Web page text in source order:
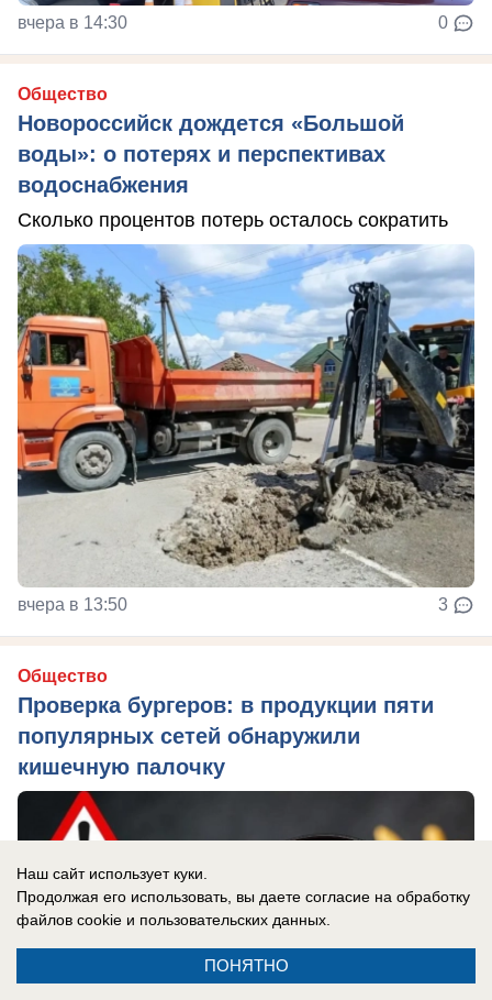
вчера в 14:30 0
Общество
Новороссийск дождется «Большой
воды»: о потерях и перспективах
водоснабжения
Сколько процентов потерь осталось сократить
вчера в 13:50 3
Общество
Проверка бургеров: в продукции пяти
популярных сетей обнаружили
кишечную палочку
Наш сайт использует куки.
Продолжая его использовать, вы даете согласие на обработку
файлов cookie и пользовательских данных.
ПОНЯТНО